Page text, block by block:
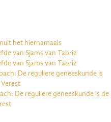
het hiernamaals
van Sjams van Tabriz
van Sjams van Tabriz
De reguliere geneeskunde is
De reguliere geneeskunde is de